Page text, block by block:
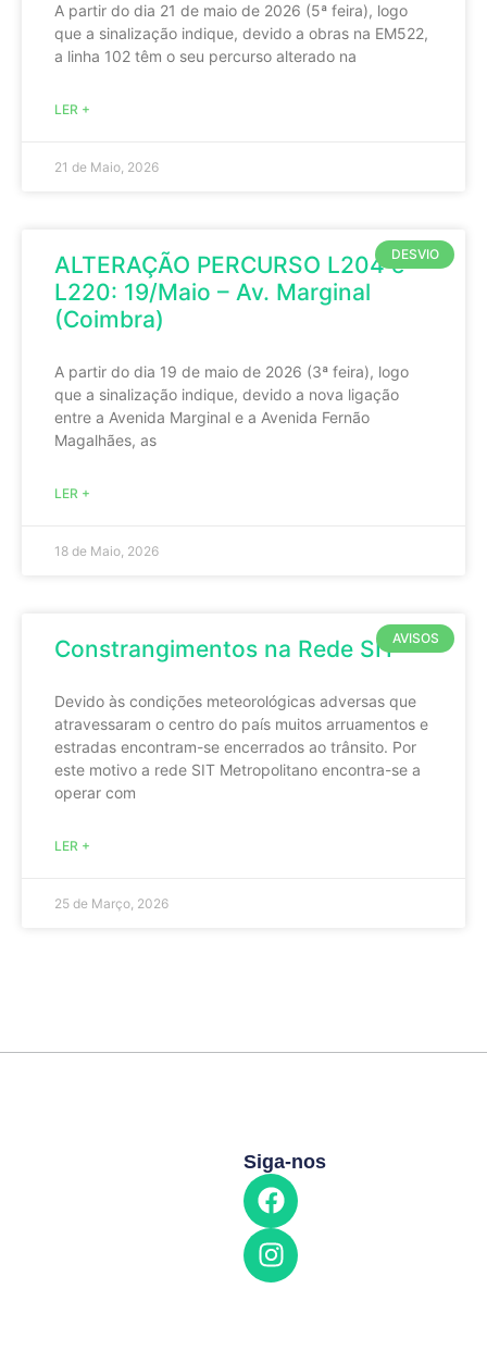
A partir do dia 21 de maio de 2026 (5ª feira), logo
que a sinalização indique, devido a obras na EM522,
a linha 102 têm o seu percurso alterado na
LER +
21 de Maio, 2026
DESVIO
ALTERAÇÃO PERCURSO L204 e
L220: 19/Maio – Av. Marginal
(Coimbra)
A partir do dia 19 de maio de 2026 (3ª feira), logo
que a sinalização indique, devido a nova ligação
entre a Avenida Marginal e a Avenida Fernão
Magalhães, as
LER +
18 de Maio, 2026
AVISOS
Constrangimentos na Rede SIT
Devido às condições meteorológicas adversas que
atravessaram o centro do país muitos arruamentos e
estradas encontram-se encerrados ao trânsito. Por
este motivo a rede SIT Metropolitano encontra-se a
operar com
LER +
25 de Março, 2026
Siga-nos